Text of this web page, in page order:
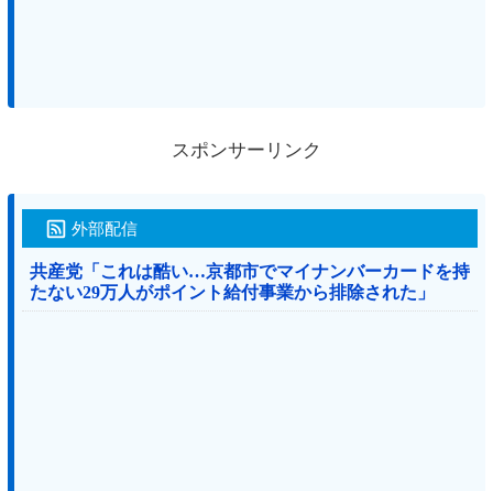
スポンサーリンク
外部配信
共産党「これは酷い…京都市でマイナンバーカードを持
たない29万人がポイント給付事業から排除された」